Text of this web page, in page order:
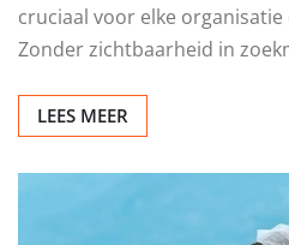
cruciaal voor elke
Zonder zichtbaarheid in
LEES MEER